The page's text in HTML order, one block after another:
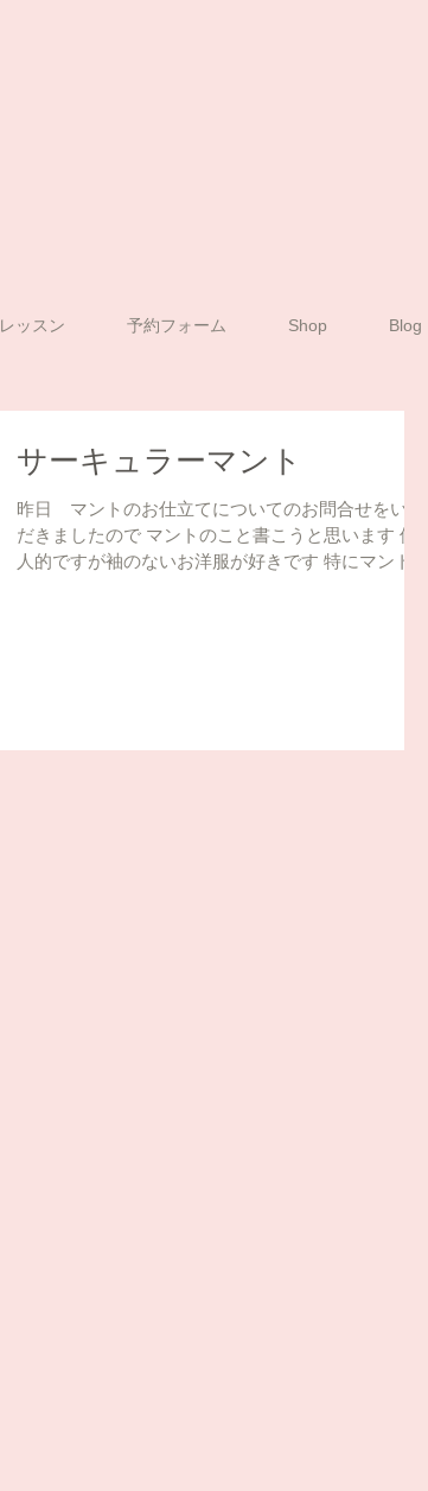
レッスン 予約フォーム Shop Blog
サーキュラーマント
昨日 マントのお仕立てについてのお問合せをいた
だきましたので マントのこと書こうと思います 個
人的ですが袖のないお洋服が好きです 特にマントは